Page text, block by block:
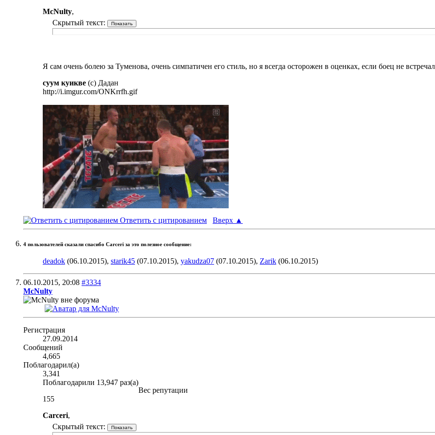
McNulty,
Скрытый текст:
Я сам очень болею за Туменова, очень симпатичен его стиль, но я всегда осторожен в оценках, если боец не
суум куикве (с) Дадан
http://i.imgur.com/ONKrrfh.gif
Ответить с цитированием Вверх ▲
4 пользователей сказали cпасибо Carceri за это полезное сообщение:
deadok (06.10.2015), starik45 (07.10.2015), yakudza07 (07.10.2015), Zarik (06.10.2015)
06.10.2015, 20:08 #3334
McNulty
Регистрация
27.09.2014
Сообщений
4,665
Поблагодарил(а)
3,341
Поблагодарили 13,947 раз(а)
Вес репутации
155
Carceri,
Скрытый текст: